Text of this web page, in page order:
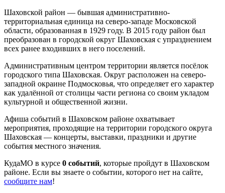
Шаховской район — бывшая административно-
территориальная единица на северо-западе Московской
области, образованная в 1929 году. В 2015 году район был
преобразован в городской округ Шаховская с упразднением
всех ранее входивших в него поселений.
Административным центром территории является посёлок
городского типа Шаховская. Округ расположен на северо-
западной окраине Подмосковья, что определяет его характер
как удалённой от столицы части региона со своим укладом
культурной и общественной жизни.
Афиша событий в Шаховском районе охватывает
мероприятия, проходящие на территории городского округа
Шаховская — концерты, выставки, праздники и другие
события местного значения.
КудаМО в курсе 0 событий, которые пройдут в Шаховском
районе. Если вы знаете о событии, которого нет на сайте,
сообщите нам!